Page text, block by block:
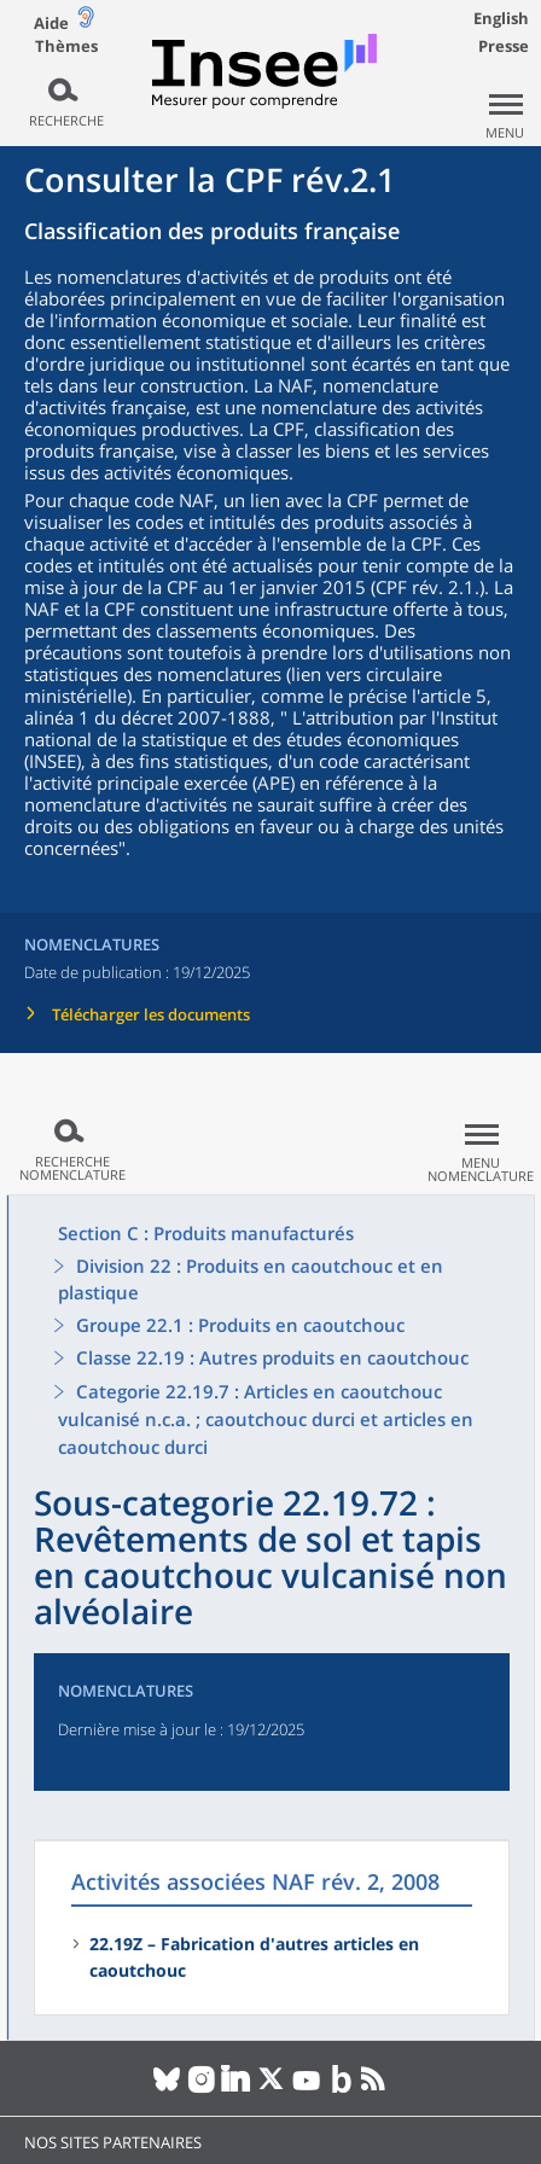
Aide
Thèmes
RECHERCHE
English
Presse
MENU
Consulter la CPF rév.2.1
Classification des produits française
Les nomenclatures d'activités et de produits ont été
élaborées principalement en vue de faciliter l'organisation
de l'information économique et sociale. Leur finalité est
donc essentiellement statistique et d'ailleurs les critères
d'ordre juridique ou institutionnel sont écartés en tant que
tels dans leur construction. La NAF, nomenclature
d'activités française, est une nomenclature des activités
économiques productives. La CPF, classification des
produits française, vise à classer les biens et les services
issus des activités économiques.
Pour chaque code NAF, un lien avec la CPF permet de
visualiser les codes et intitulés des produits associés à
chaque activité et d'accéder à l'ensemble de la CPF. Ces
codes et intitulés ont été actualisés pour tenir compte de la
mise à jour de la CPF au 1er janvier 2015 (CPF rév. 2.1.). La
NAF et la CPF constituent une infrastructure offerte à tous,
permettant des classements économiques. Des
précautions sont toutefois à prendre lors d'utilisations non
statistiques des nomenclatures (lien vers circulaire
ministérielle). En particulier, comme le précise l'article 5,
alinéa 1 du décret 2007-1888, " L'attribution par l'Institut
national de la statistique et des études économiques
(INSEE), à des fins statistiques, d'un code caractérisant
l'activité principale exercée (APE) en référence à la
nomenclature d'activités ne saurait suffire à créer des
droits ou des obligations en faveur ou à charge des unités
concernées".
NOMENCLATURES
Date de publication : 19/12/2025
Télécharger les documents
RECHERCHE
NOMENCLATURE
MENU
NOMENCLATURE
Section C : Produits manufacturés
Division 22 : Produits en caoutchouc et en
plastique
Groupe 22.1 : Produits en caoutchouc
Classe 22.19 : Autres produits en caoutchouc
Categorie 22.19.7 : Articles en caoutchouc
vulcanisé n.c.a. ; caoutchouc durci et articles en
caoutchouc durci
Sous-categorie 22.19.72 :
Revêtements de sol et tapis
en caoutchouc vulcanisé non
alvéolaire
NOMENCLATURES
Dernière mise à jour le : 19/12/2025
Activités associées NAF rév. 2, 2008
22.19Z – Fabrication d'autres articles en
caoutchouc
NOS SITES PARTENAIRES